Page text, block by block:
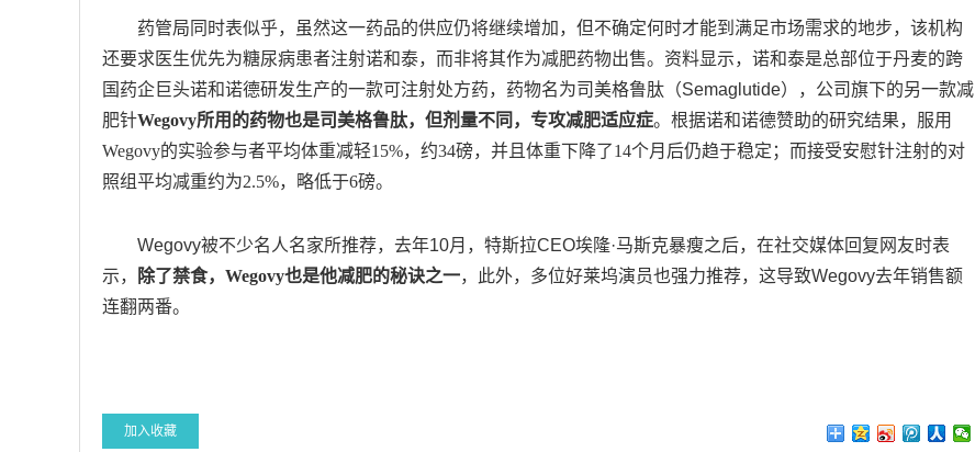
药管局同时表似乎，虽然这一药品的供应仍将继续增加，但不确定何时才能到满足市场需求的地步，该机构
还要求医生优先为糖尿病患者注射诺和泰，而非将其作为减肥药物出售。资料显示，诺和泰是总部位于丹麦的跨
国药企巨头诺和诺德研发生产的一款可注射处方药，药物名为司美格鲁肽（Semaglutide），公司旗下的另一款减
肥针Wegovy所用的药物也是司美格鲁肽，但剂量不同，专攻减肥适应症。 根据诺和诺德赞助的研究结果，服用
Wegovy的实验参与者平均体重减轻15%，约34磅，并且体重下降了14个月后仍趋于稳定；而接受安慰针注射的对
照组平均减重约为2.5%，略低于6磅。
Wegovy被不少名人名家所推荐，去年10月，特斯拉CEO埃隆·马斯克暴瘦之后，在社交媒体回复网友时表
示，
除了禁食，Wegovy也是他减肥的秘诀之一，此外，多位好莱坞演员也强力推荐，这导致Wegovy去年销售额
连翻两番。
加入收藏